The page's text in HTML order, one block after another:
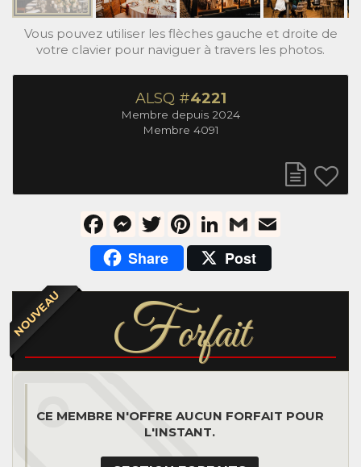
Vous pouvez utiliser les flèches gauche et droite de
votre clavier pour naviguer à travers les photos.
ALSQ #4221
Membre depuis 2024
Membre 4091
FacebookMessenger
TwitterPinterestLinkedIn
Gmail
Share Post
NOUVEAU Forfait
CE MEMBRE N'OFFRE AUCUN FORFAIT POUR
L'INSTANT.